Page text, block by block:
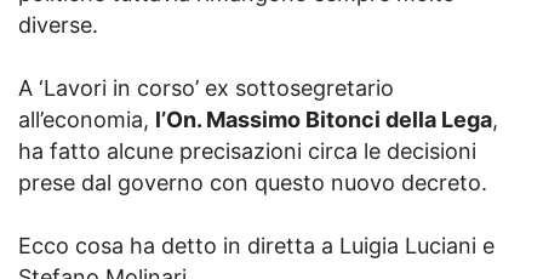
diverse.
A ‘Lavori in corso’ ex sottosegretario
all’economia, l’On. Massimo Bitonci della Lega,
ha fatto alcune precisazioni circa le decisioni
prese dal governo con questo nuovo decreto.
Ecco cosa ha detto in diretta a Luigia Luciani e